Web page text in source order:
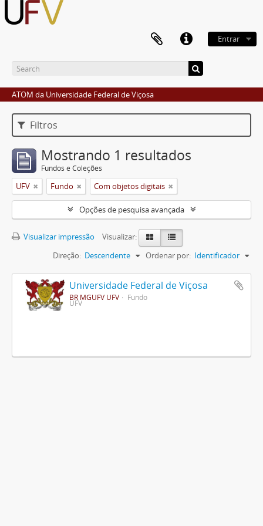
Entrar
ATOM da Universidade Federal de Viçosa
Filtros
Mostrando 1 resultados
Fundos e Coleções
UFV Fundo Com objetos digitais
Opções de pesquisa avançada
Visualizar impressão
Visualizar:
Ordenar por: Identificador
Direção: Descendente
Universidade Federal de Viçosa
BR MGUFV UFV Fundo
UFV